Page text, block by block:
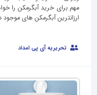
مهم برای خرید آبگرمکن را
ارزانترین آبگرمکن های موجود
تحریریه آی پی امداد